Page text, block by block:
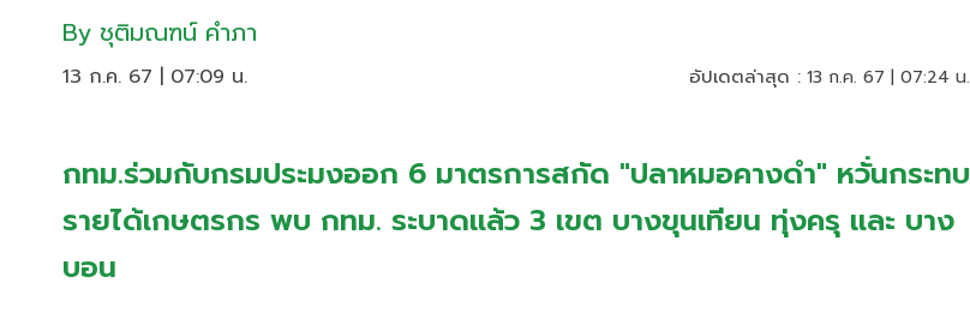
By ชุติมณฑน์ คำภา
13 ก.ค. 67 | 07:09 น. อัปเดตล่าสุด : 13 ก.ค. 67 | 07:24 น.
กทม.ร่วมกับกรมประมงออก 6 มาตรการสกัด "ปลาหมอคางดำ" หวั่นกระทบ
รายได้เกษตรกร พบ กทม. ระบาดแล้ว 3 เขต บางขุนเทียน ทุ่งครุ และ บาง
บอน